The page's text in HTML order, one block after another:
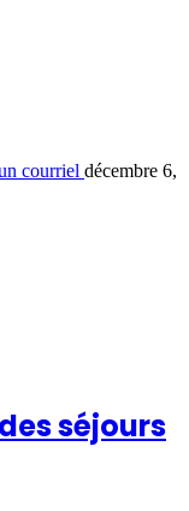
courriel décembre 6,
séjours